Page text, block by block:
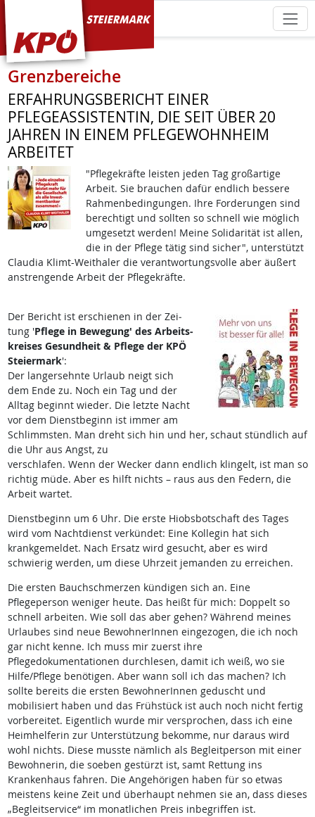
KPÖ Steiermark
Grenzbereiche
ERFAHRUNGSBERICHT EINER
PFLEGEASSISTENTIN, DIE SEIT ÜBER 20
JAHREN IN EINEM PFLEGEWOHNHEIM
ARBEITET
"Pflegekräfte leisten jeden Tag großartige
Arbeit. Sie brauchen dafür endlich bessere
Rahmenbedingungen. Ihre Forderungen sind
berechtigt und sollten so schnell wie möglich
umgesetzt werden! Meine Solidarität ist allen,
die in der Pflege tätig sind sicher", unterstützt
Claudia Klimt-Weithaler die verantwortungsvolle aber äußert
anstrengende Arbeit der Pflegekräfte.
Der Bericht ist er­schie­nen in der Zei­
tung 'Pf­le­ge in Be­we­gung' des Ar­beits­
k­rei­ses Ge­sund­heit & Pf­le­ge der KPÖ
Stei­er­mark':
Der langersehnte Urlaub neigt sich
dem Ende zu. Noch ein Tag und der
Alltag beginnt wieder. Die letzte Nacht
vor dem Dienstbeginn ist immer am
Schlimmsten. Man dreht sich hin und her, schaut stündlich auf
die Uhr aus Angst, zu
verschlafen. Wenn der Wecker dann endlich klingelt, ist man so
richtig müde. Aber es hilft nichts – raus aus den Federn, die
Arbeit wartet.
Dienstbeginn um 6 Uhr. Die erste Hiobsbotschaft des Tages
wird vom Nachtdienst verkündet: Eine Kollegin hat sich
krankgemeldet. Nach Ersatz wird gesucht, aber es wird
schwierig werden, um diese Uhrzeit jemanden zu erreichen.
Die ersten Bauchschmerzen kündigen sich an. Eine
Pflegeperson weniger heute. Das heißt für mich: Doppelt so
schnell arbeiten. Wie soll das aber gehen? Während meines
Urlaubes sind neue BewohnerInnen eingezogen, die ich noch
gar nicht kenne. Ich muss mir zuerst ihre
Pflegedokumentationen durchlesen, damit ich weiß, wo sie
Hilfe/Pflege benötigen. Aber wann soll ich das machen? Ich
sollte bereits die ersten BewohnerInnen geduscht und
mobilisiert haben und das Frühstück ist auch noch nicht fertig
vorbereitet. Eigentlich wurde mir versprochen, dass ich eine
Heimhelferin zur Unterstützung bekomme, nur daraus wird
wohl nichts. Diese musste nämlich als Begleitperson mit einer
Bewohnerin, die soeben gestürzt ist, samt Rettung ins
Krankenhaus fahren. Die Angehörigen haben für so etwas
meistens keine Zeit und überhaupt nehmen sie an, dass dieses
„Begleitservice“ im monatlichen Preis inbegriffen ist.